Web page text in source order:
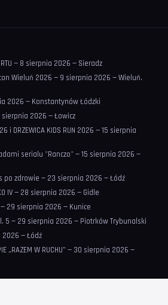
— 8 sierpnia 2026 — Sieradz
Wieluń 2026 — 9 sierpnia 2026 — Wieluń.
2026 — Konstantynów Łódzki
sierpnia 2026 — Łowicz
i DRZEWICA KIDS RUN 2026 — 15 sierpnia
serialu "Ranczo" — 15 sierpnia 2026 —
po zdrowie — 23 sierpnia 2026 — Łódź
IV — 28 sierpnia 2026 — Gidle
29 sierpnia 2026 — Kunice
5 — 29 sierpnia 2026 — Piotrków Trybunalski
2026 — Łódź
„RAZEM W RUCHU” — 30 sierpnia 2026 —